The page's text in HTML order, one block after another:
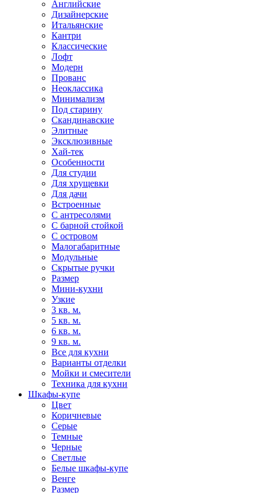
Английские
Дизайнерские
Итальянские
Кантри
Классические
Лофт
Модерн
Прованс
Неоклассика
Минимализм
Под старину
Скандинавские
Элитные
Эксклюзивные
Хай-тек
Особенности
Для студии
Для хрущевки
Для дачи
Встроенные
С антресолями
С барной стойкой
С островом
Малогабаритные
Модульные
Скрытые ручки
Размер
Мини-кухни
Узкие
3 кв. м.
5 кв. м.
6 кв. м.
9 кв. м.
Все для кухни
Варианты отделки
Мойки и смесители
Техника для кухни
Шкафы-купе
Цвет
Коричневые
Серые
Темные
Черные
Светлые
Белые шкафы-купе
Венге
Размер